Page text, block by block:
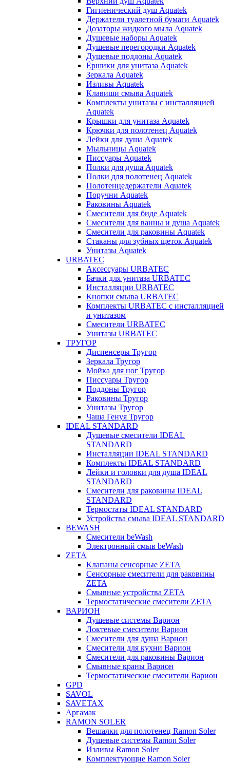
Гигиенический душ Aquatek
Держатели туалетной бумаги Aquatek
Дозаторы жидкого мыла Aquatek
Душевые наборы Aquatek
Душевые перегородки Aquatek
Душевые поддоны Aquatek
Ёршики для унитаза Aquatek
Зеркала Aquatek
Изливы Aquatek
Клавиши смыва Aquatek
Комплекты унитазы с инсталляцией
Aquatek
Крышки для унитаза Aquatek
Крючки для полотенец Aquatek
Лейки для душа Aquatek
Мыльницы Aquatek
Писсуары Aquatek
Полки для душа Aquatek
Полки для полотенец Aquatek
Полотенцедержатели Aquatek
Поручни Aquatek
Раковины Aquatek
Смесители для биде Aquatek
Смесители для ванны и душа Aquatek
Смесители для раковины Aquatek
Стаканы для зубных щеток Aquatek
Унитазы Aquatek
URBATEC
Аксессуары URBATEC
Бачки для унитаза URBATEC
Инсталляции URBATEC
Кнопки смыва URBATEC
Комплекты URBATEC с инсталляцией
и унитазом
Смесители URBATEC
Унитазы URBATEC
ТРУГОР
Диспенсеры Тругор
Зеркала Тругор
Мойка для ног Тругор
Писсуары Тругор
Поддоны Тругор
Раковины Тругор
Унитазы Тругор
Чаша Генуя Тругор
IDEAL STANDARD
Душевые смесители IDEAL
STANDARD
Инсталляции IDEAL STANDARD
Комплекты IDEAL STANDARD
Лейки и головки для душа IDEAL
STANDARD
Смесители для раковины IDEAL
STANDARD
Термостаты IDEAL STANDARD
Устройства смыва IDEAL STANDARD
BEWASH
Смесители beWash
Электронный смыв beWash
ZETA
Клапаны сенсорные ZETA
Сенсорные смесители для раковины
ZETA
Смывные устройства ZETA
Термостатические смесители ZETA
ВАРИОН
Душевые системы Варион
Локтевые смесители Варион
Смесители для душа Варион
Смесители для кухни Варион
Смесители для раковины Варион
Смывные краны Варион
Термостатические смесители Варион
GPD
SAVOL
SAVETAX
Аргамак
RAMON SOLER
Вешалки для полотенец Ramon Soler
Душевые системы Ramon Soler
Изливы Ramon Soler
Комплектующие Ramon Soler